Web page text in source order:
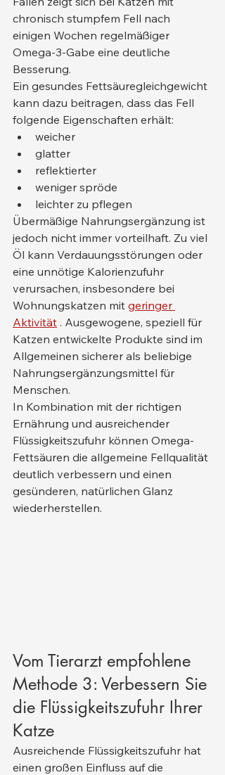
chronisch stumpfem Fell nach
einigen Wochen regelmäßiger
Omega-3-Gabe eine deutliche
Besserung.
Ein gesundes Fettsäuregleichgewicht
kann dazu beitragen, dass das Fell
folgende Eigenschaften erhält:
weicher
glatter
reflektierter
weniger spröde
leichter zu pflegen
Übermäßige Nahrungsergänzung ist
jedoch nicht immer vorteilhaft. Zu viel
Öl kann Verdauungsstörungen oder
eine unnötige Kalorienzufuhr
verursachen, insbesondere bei
Wohnungskatzen mit geringer
Aktivität . Ausgewogene, speziell für
Katzen entwickelte Produkte sind im
Allgemeinen sicherer als beliebige
Nahrungsergänzungsmittel für
Menschen.
In Kombination mit der richtigen
Ernährung und ausreichender
Flüssigkeitszufuhr können Omega-
Fettsäuren die allgemeine Fellqualität
deutlich verbessern und einen
gesünderen, natürlichen Glanz
wiederherstellen.
Vom Tierarzt empfohlene
Methode 3: Verbessern Sie
die Flüssigkeitszufuhr Ihrer
Katze
Ausreichende Flüssigkeitszufuhr hat
einen großen Einfluss auf die